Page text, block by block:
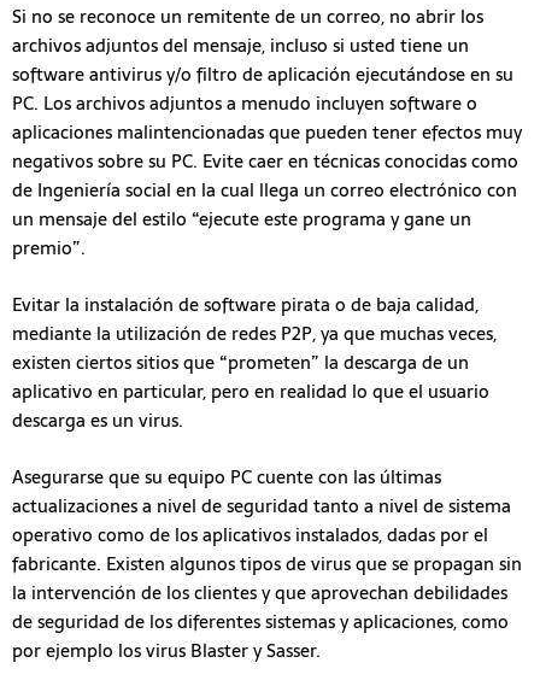
Si no se reconoce un remitente de un correo, no abrir los
archivos adjuntos del mensaje, incluso si usted tiene un
software antivirus y/o filtro de aplicación ejecutándose en su
PC. Los archivos adjuntos a menudo incluyen software o
aplicaciones malintencionadas que pueden tener efectos muy
negativos sobre su PC. Evite caer en técnicas conocidas como
de Ingeniería social en la cual llega un correo electrónico con
un mensaje del estilo “ejecute este programa y gane un
premio”.
Evitar la instalación de software pirata o de baja calidad,
mediante la utilización de redes P2P, ya que muchas veces,
existen ciertos sitios que “prometen” la descarga de un
aplicativo en particular, pero en realidad lo que el usuario
descarga es un virus.
Asegurarse que su equipo PC cuente con las últimas
actualizaciones a nivel de seguridad tanto a nivel de sistema
operativo como de los aplicativos instalados, dadas por el
fabricante. Existen algunos tipos de virus que se propagan sin
la intervención de los clientes y que aprovechan debilidades
de seguridad de los diferentes sistemas y aplicaciones, como
por ejemplo los virus Blaster y Sasser.